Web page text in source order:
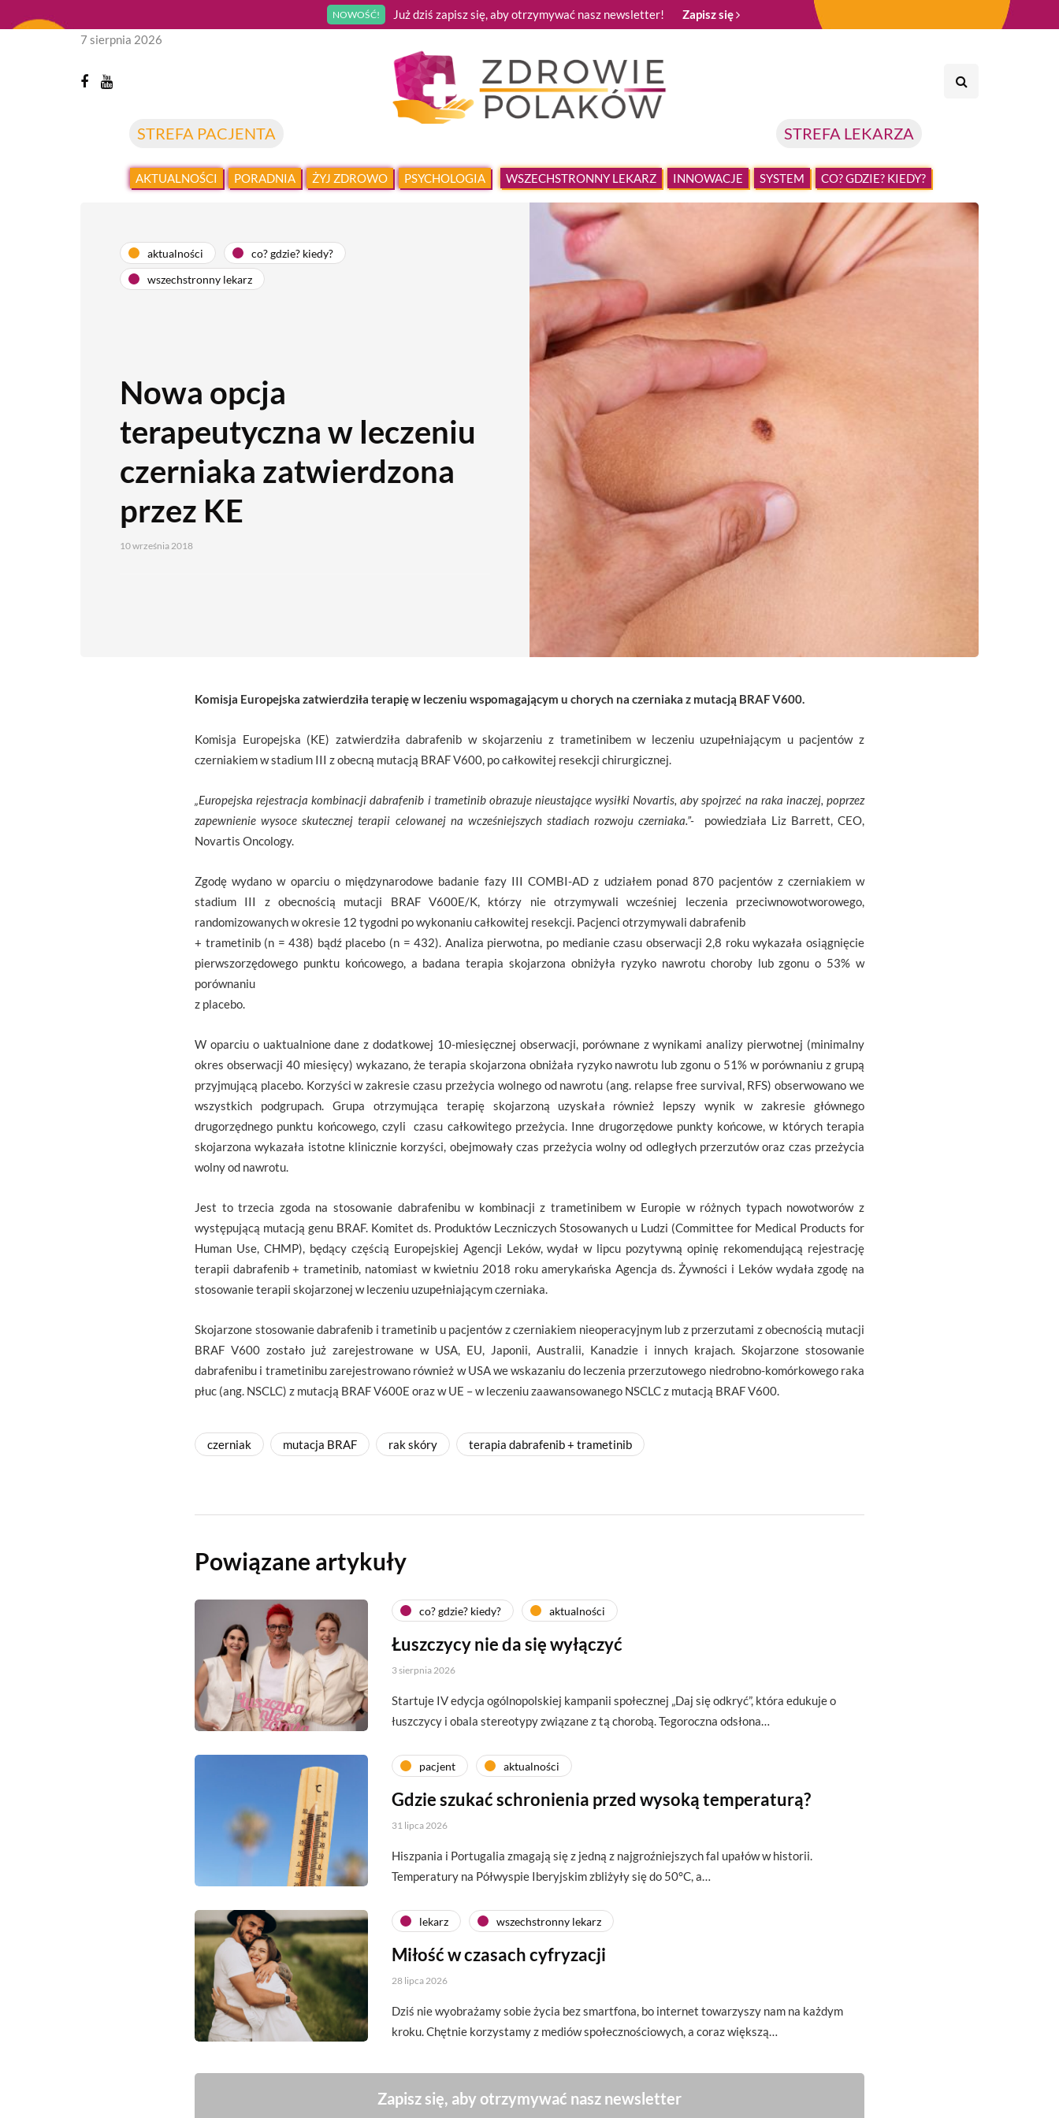
NOWOŚĆ! Już dziś zapisz się, aby otrzymywać nasz newsletter! Zapisz się
STREFA PACJENTA STREFA LEKARZA
7 sierpnia 2026
AKTUALNOŚCI PORADNIA ŻYJ ZDROWO PSYCHOLOGIA WSZECHSTRONNY LEKARZ INNOWACJE SYSTEM CO? GDZIE? KIEDY?
aktualności
co? gdzie? kiedy?
wszechstronny lekarz
Nowa opcja
terapeutyczna w leczeniu
czerniaka zatwierdzona
przez KE
10 września 2018
Komisja Europejska zatwierdziła terapię w leczeniu wspomagającym u chorych na czerniaka z mutacją BRAF V600.
Komisja Europejska (KE) zatwierdziła dabrafenib w skojarzeniu z trametinibem w leczeniu uzupełniającym u pacjentów z
czerniakiem w stadium III z obecną mutacją BRAF V600, po całkowitej resekcji chirurgicznej.
„Europejska rejestracja kombinacji dabrafenib i trametinib obrazuje nieustające wysiłki Novartis, aby spojrzeć na raka inaczej, poprzez
zapewnienie wysoce skutecznej terapii celowanej na wcześniejszych stadiach rozwoju czerniaka.”- powiedziała Liz Barrett, CEO,
Novartis Oncology.
Zgodę wydano w oparciu o międzynarodowe badanie fazy III COMBI-AD z udziałem ponad 870 pacjentów z czerniakiem w
stadium III z obecnością mutacji BRAF V600E/K, którzy nie otrzymywali wcześniej leczenia przeciwnowotworowego,
randomizowanych w okresie 12 tygodni po wykonaniu całkowitej resekcji. Pacjenci otrzymywali dabrafenib
+ trametinib (n = 438) bądź placebo (n = 432). Analiza pierwotna, po medianie czasu obserwacji 2,8 roku wykazała osiągnięcie
pierwszorzędowego punktu końcowego, a badana terapia skojarzona obniżyła ryzyko nawrotu choroby lub zgonu o 53% w
porównaniu
z placebo.
W oparciu o uaktualnione dane z dodatkowej 10-miesięcznej obserwacji, porównane z wynikami analizy pierwotnej (minimalny
okres obserwacji 40 miesięcy) wykazano, że terapia skojarzona obniżała ryzyko nawrotu lub zgonu o 51% w porównaniu z grupą
przyjmującą placebo. Korzyści w zakresie czasu przeżycia wolnego od nawrotu (ang. relapse free survival, RFS) obserwowano we
wszystkich podgrupach. Grupa otrzymująca terapię skojarzoną uzyskała również lepszy wynik w zakresie głównego
drugorzędnego punktu końcowego, czyli czasu całkowitego przeżycia. Inne drugorzędowe punkty końcowe, w których terapia
skojarzona wykazała istotne klinicznie korzyści, obejmowały czas przeżycia wolny od odległych przerzutów oraz czas przeżycia
wolny od nawrotu.
Jest to trzecia zgoda na stosowanie dabrafenibu w kombinacji z trametinibem w Europie w różnych typach nowotworów z
występującą mutacją genu BRAF. Komitet ds. Produktów Leczniczych Stosowanych u Ludzi (Committee for Medical Products for
Human Use, CHMP), będący częścią Europejskiej Agencji Leków, wydał w lipcu pozytywną opinię rekomendującą rejestrację
terapii dabrafenib + trametinib, natomiast w kwietniu 2018 roku amerykańska Agencja ds. Żywności i Leków wydała zgodę na
stosowanie terapii skojarzonej w leczeniu uzupełniającym czerniaka.
Skojarzone stosowanie dabrafenib i trametinib u pacjentów z czerniakiem nieoperacyjnym lub z przerzutami z obecnością mutacji
BRAF V600 zostało już zarejestrowane w USA, EU, Japonii, Australii, Kanadzie i innych krajach. Skojarzone stosowanie
dabrafenibu i trametinibu zarejestrowano również w USA we wskazaniu do leczenia przerzutowego niedrobno-komórkowego raka
płuc (ang. NSCLC) z mutacją BRAF V600E oraz w UE – w leczeniu zaawansowanego NSCLC z mutacją BRAF V600.
czerniak mutacja BRAF rak skóry terapia dabrafenib + trametinib
Powiązane artykuły
co? gdzie? kiedy? aktualności
Łuszczycy nie da się wyłączyć
3 sierpnia 2026
Startuje IV edycja ogólnopolskiej kampanii społecznej „Daj się odkryć”, która edukuje o
łuszczycy i obala stereotypy związane z tą chorobą. Tegoroczna odsłona…
pacjent aktualności
Gdzie szukać schronienia przed wysoką temperaturą?
31 lipca 2026
Hiszpania i Portugalia zmagają się z jedną z najgroźniejszych fal upałów w historii.
Temperatury na Półwyspie Iberyjskim zbliżyły się do 50°C, a…
lekarz wszechstronny lekarz
Miłość w czasach cyfryzacji
28 lipca 2026
Dziś nie wyobrażamy sobie życia bez smartfona, bo internet towarzyszy nam na każdym
kroku. Chętnie korzystamy z mediów społecznościowych, a coraz większą…
Zapisz się, aby otrzymywać nasz newsletter